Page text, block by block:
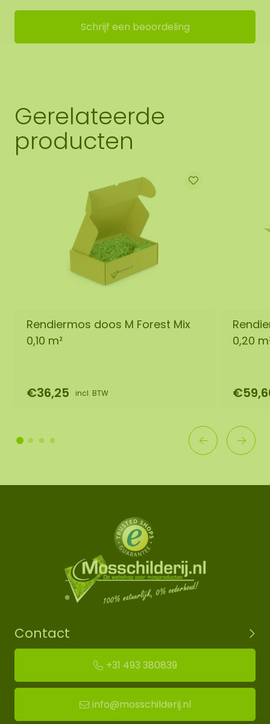
Schrijf een beoordeling
Gerelateerde
producten
Rendiermos doos M Forest Mix
0,10 m²
€36,25 incl. BTW
0,20
Contact
+31 493 380839
info@mosschilderij.nl